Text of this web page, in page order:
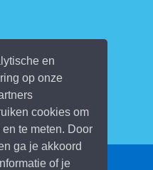
en
op onze
cookies om
te meten. Door
ga je akkoord
of je